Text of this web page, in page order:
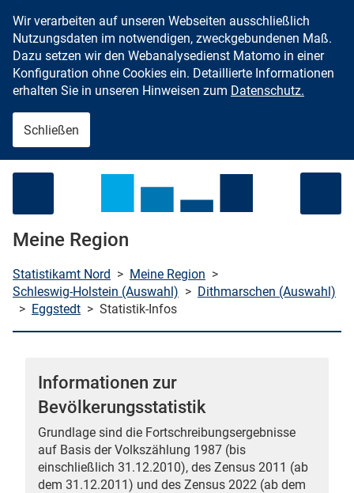
Zum Inhalt springen
Wir verarbeiten auf unseren Webseiten ausschließlich
Nutzungsdaten im notwendigen, zweckgebundenen Maß.
Dazu setzen wir den Webanalysedienst Matomo in einer
Konfiguration ohne Cookies ein. Detaillierte Informationen
erhalten Sie in unseren Hinweisen zum Datenschutz.
Schließen
Meine Region
Statistikamt Nord > Meine Region >
Schleswig-Holstein (Auswahl) > Dithmarschen (Auswahl)
> Eggstedt > Statistik-Infos
Informationen zur
Bevölkerungsstatistik
Grundlage sind die Fortschreibungsergebnisse
auf Basis der Volkszählung 1987 (bis
einschließlich 31.12.2010), des Zensus 2011 (ab
dem 31.12.2011) und des Zensus 2022 (ab dem